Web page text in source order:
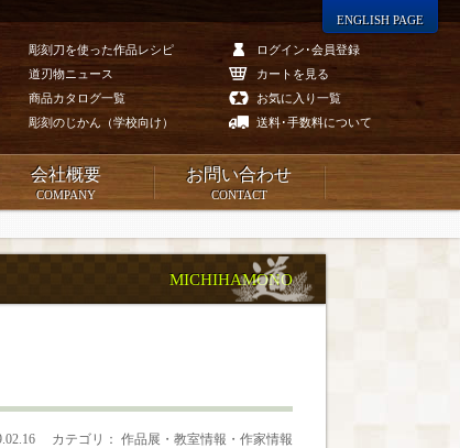
彫刻刀を使った作品レシピ
道刃物ニュース
商品カタログ一覧
彫刻のじかん（学校向け）
ログイン･会員登録
カートを見る
お気に入り一覧
送料･手数料について
ENGLISH PAGE
会社概要
COMPANY
お問い合わせ
CONTACT
MICHIHAMONO
カテゴリ： 作品展・教室情報・作家情報